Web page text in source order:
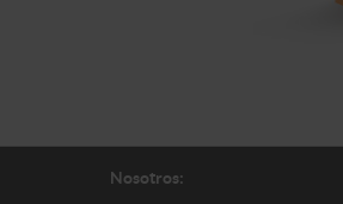
Nosotros: